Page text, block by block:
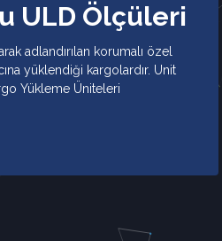
ULD Ölçüleri
adlandırılan korumalı özel
yüklendiği kargolardır. Unit
Yükleme Üniteleri